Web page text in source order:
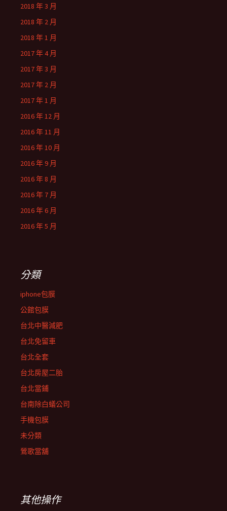
2018 年 3 月
2018 年 2 月
2018 年 1 月
2017 年 4 月
2017 年 3 月
2017 年 2 月
2017 年 1 月
2016 年 12 月
2016 年 11 月
2016 年 10 月
2016 年 9 月
2016 年 8 月
2016 年 7 月
2016 年 6 月
2016 年 5 月
分類
iphone包膜
公館包膜
台北中醫減肥
台北免留車
台北全套
台北房屋二胎
台北當鋪
台南除白蟻公司
手機包膜
未分類
鶯歌當舖
其他操作